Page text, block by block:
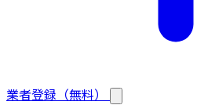
業者登録（無料）